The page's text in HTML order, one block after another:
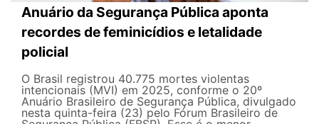
Anuário da Segurança Pública aponta
recordes de feminicídios e letalidade
policial
O Brasil registrou 40.775 mortes violentas
intencionais (MVI) em 2025, conforme o 20º
Anuário Brasileiro de Segurança Pública, divulgado
nesta quinta-feira (23) pelo Fórum Brasileiro de